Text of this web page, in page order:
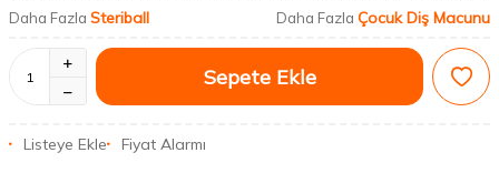
Daha Fazla Steriball Daha Fazla Çocuk Diş Macunu
Sepete Ekle
Listeye Ekle Fiyat Alarmı